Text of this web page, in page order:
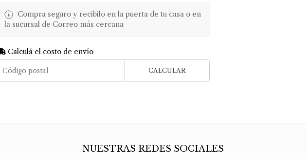
Compra seguro y recibilo en la puerta de tu casa o en
la sucursal de Correo más cercana
Calculá el costo de envío
CALCULAR
NUESTRAS REDES SOCIALES